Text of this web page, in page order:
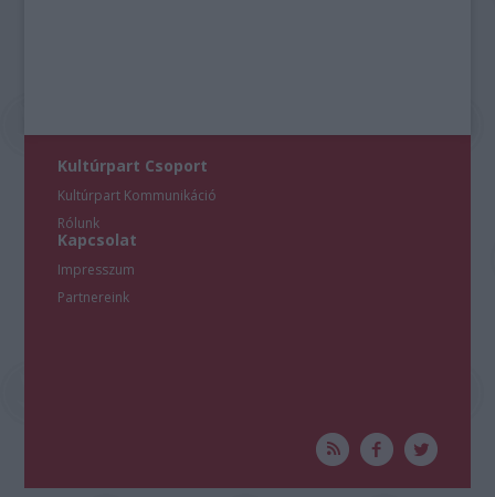
Kultúrpart Csoport
Kultúrpart Kommunikáció
Rólunk
Kapcsolat
Impresszum
Partnereink